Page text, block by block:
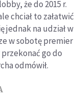
że do 2015 r.
chciał to załatwić
jednak na udział w
w sobotę premier
go do
odmówił.